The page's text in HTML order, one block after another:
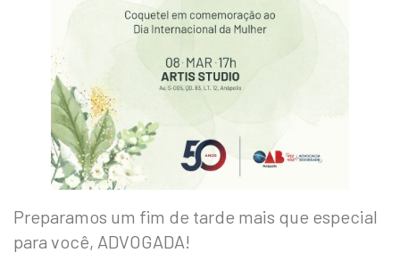
Preparamos um fim de tarde mais que especial
para você, ADVOGADA!